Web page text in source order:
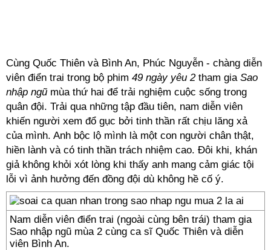
Cùng Quốc Thiên và Bình An, Phúc Nguyễn - chàng diễn
viên điển trai trong bộ phim 49 ngày yêu 2tham gia Sao
nhập ngũ mùa thứ hai để trải nghiệm cuộc sống trong
quân đội. Trải qua những tập đầu tiên, nam diễn viên
khiến người xem đổ gục bởi tinh thần rất chịu lăng xả
của mình. Anh bộc lộ mình là một con người chân thật,
hiền lành và có tinh thần trách nhiệm cao. Đôi khi, khán
giả không khỏi xót lòng khi thấy anh mang cảm giác tội
lỗi vì ảnh hưởng đến đồng đội dù không hề cố ý.
Nam diễn viên điển trai (ngoài cùng bên trái) tham gia
Sao nhập ngũ mùa 2 cùng ca sĩ Quốc Thiên và diễn
viên Bình An.